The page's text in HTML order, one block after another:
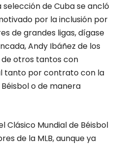
selección de Cuba se ancló
por la inclusión por
de grandes ligas, dígase
Andy Ibáñez de los
otros tantos con
tanto por contrato con la
o de manera
Clásico Mundial de Béisbol
de la MLB, aunque ya